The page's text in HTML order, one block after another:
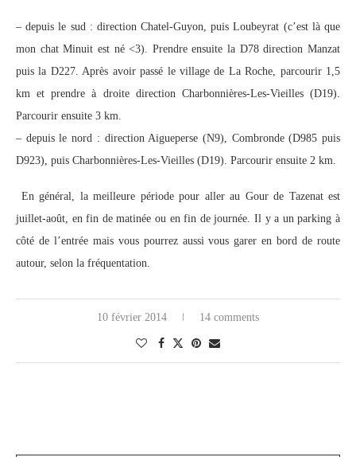
– depuis le sud : direction Chatel-Guyon, puis Loubeyrat (c’est là que
mon chat Minuit est né <3). Prendre ensuite la D78 direction Manzat
puis la D227. Après avoir passé le village de La Roche, parcourir 1,5
km et prendre à droite direction Charbonnières-Les-Vieilles (D19).
Parcourir ensuite 3 km.
– depuis le nord : direction Aigueperse (N9), Combronde (D985 puis
D923), puis Charbonnières-Les-Vieilles (D19). Parcourir ensuite 2 km.
En général, la meilleure période pour aller au Gour de Tazenat est
juillet-août, en fin de matinée ou en fin de journée. Il y a un parking à
côté de l’entrée mais vous pourrez aussi vous garer en bord de route
autour, selon la fréquentation.
10 février 2014 14 comments